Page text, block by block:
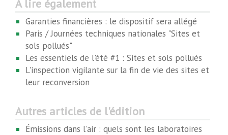
A lire également
Garanties financières : le dispositif sera allégé
Paris / Journées techniques nationales "Sites et
sols pollués"
Les essentiels de l'été #1 : Sites et sols pollués
L'inspection vigilante sur la fin de vie des sites et
leur reconversion
Autres articles de l'édition
Émissions dans l'air : quels sont les laboratoires